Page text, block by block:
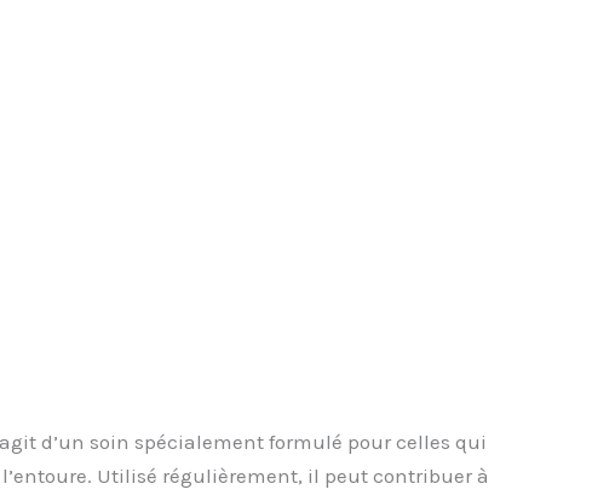
d’un soin spécialement formulé pour celles qui
Utilisé régulièrement, il peut contribuer à